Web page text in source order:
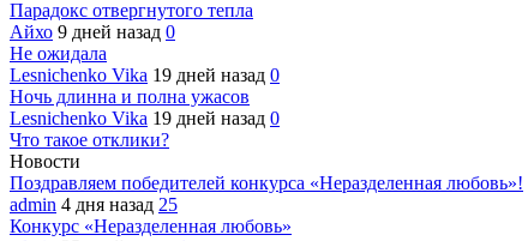
Парадокс отвергнутого тепла
Айхо 9 дней назад 0
Не ожидала
Lesnichenko Vika 19 дней назад 0
Ночь длинна и полна ужасов
Lesnichenko Vika 19 дней назад 0
Что такое отклики?
Новости
Поздравляем победителей конкурса «Неразделенная любовь»!
admin 4 дня назад 25
Конкурс «Неразделенная любовь»